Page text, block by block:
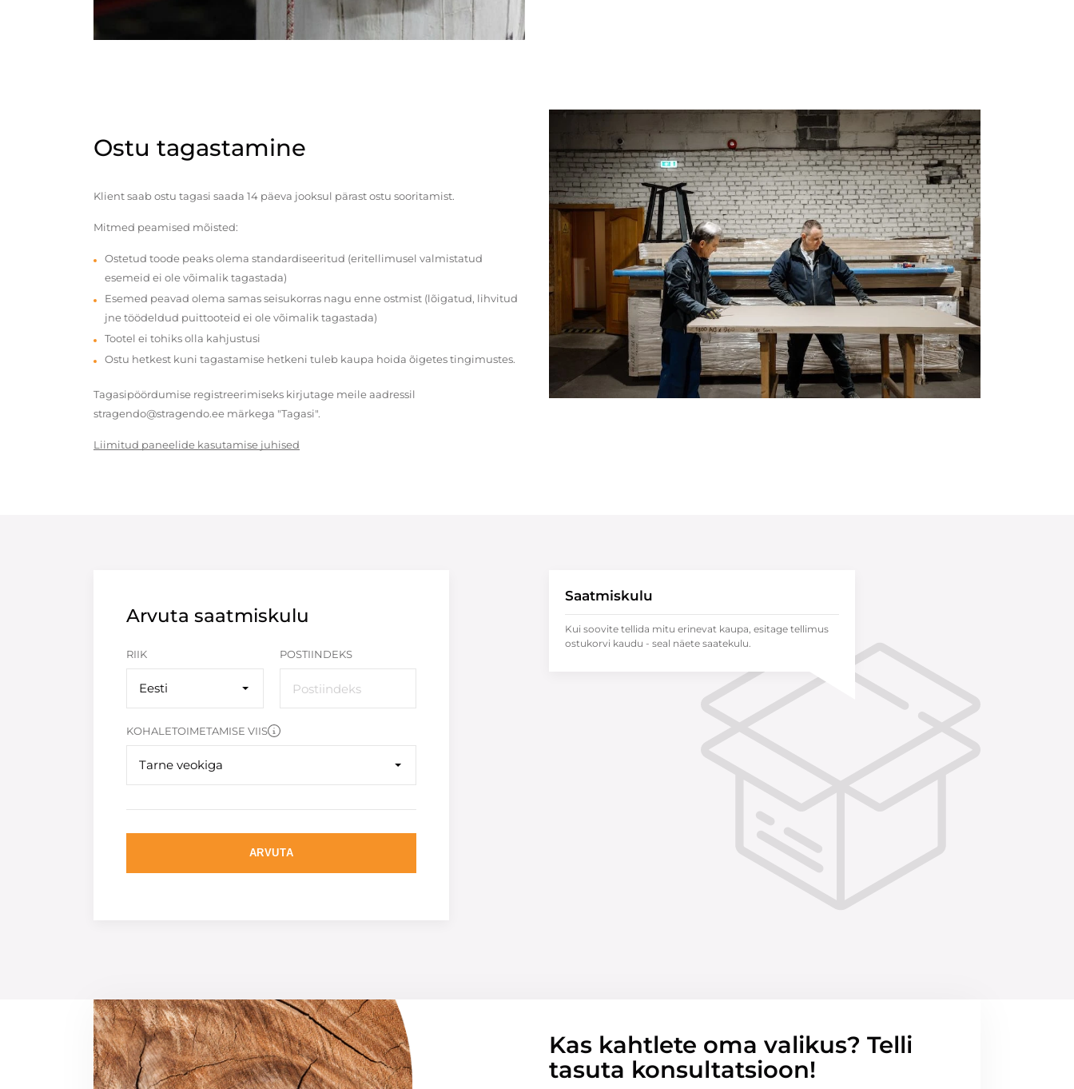
Ostu tagastamine
Klient saab ostu tagasi saada 14 päeva jooksul pärast ostu sooritamist.
Mitmed peamised mõisted:
Ostetud toode peaks olema standardiseeritud (eritellimusel valmistatud
esemeid ei ole võimalik tagastada)
Esemed peavad olema samas seisukorras nagu enne ostmist (lõigatud, lihvitud
jne töödeldud puittooteid ei ole võimalik tagastada)
Tootel ei tohiks olla kahjustusi
Ostu hetkest kuni tagastamise hetkeni tuleb kaupa hoida õigetes tingimustes.
Tagasipöördumise registreerimiseks kirjutage meile aadressil
stragendo@stragendo.ee märkega "Tagasi".
Liimitud paneelide kasutamise juhised
Arvuta saatmiskulu
RIIK
Eesti
POSTIINDEKS
KOHALETOIMETAMISE VIIS
Tarne veokiga
ARVUTA
Saatmiskulu
Kui soovite tellida mitu erinevat kaupa, esitage tellimus
ostukorvi kaudu - seal näete saatekulu.
Kas kahtlete oma valikus? Telli
tasuta konsultatsioon!